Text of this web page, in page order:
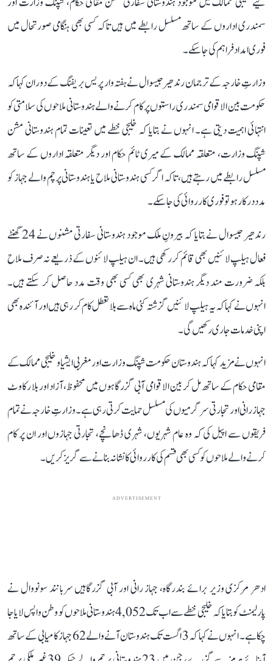
سمندری اداروں کے ساتھ مسلسل رابطے میں ہیں تاکہ کسی بھی ہنگامی صورتحال میں
فوری امداد فراہم کی جا سکے۔
وزارتِ خارجہ کے ترجمان رندھیر جیسوال نے ہفتہ وار پریس بریفنگ کے دوران کہا کہ
حکومت بین الاقوامی سمندری راستوں پر کام کرنے والے ہندوستانی ملاحوں کی سلامتی کو
انتہائی اہمیت دیتی ہے۔ انہوں نے بتایا کہ خلیجی خطے میں تعینات تمام ہندوستانی مشن
شپنگ وزارت، متعلقہ ممالک کے میری ٹائم حکام اور دیگر متعلقہ اداروں کے ساتھ
مسلسل رابطے میں رہتے ہیں، تاکہ اگر کسی ہندوستانی ملاح یا ہندوستانی پرچم والے جہاز کو
مدد درکار ہو تو فوری کارروائی کی جا سکے۔
رندھیر جیسوال نے بتایا کہ بیرونِ ملک موجود ہندوستانی سفارتی مشنوں نے 24 گھنٹے
فعال ہیلپ لائنیں بھی قائم کر رکھی ہیں۔ ان ہیلپ لائنوں کے ذریعے نہ صرف ملاح
بلکہ ضرورت مند دیگر ہندوستانی شہری بھی کسی بھی وقت مدد حاصل کر سکتے ہیں۔
انہوں نے کہا کہ یہ ہیلپ لائنیں گزشتہ کئی ماہ سے بلا تعطل کام کر رہی ہیں اور آئندہ بھی
اپنی خدمات جاری رکھیں گی۔
انہوں نے مزید کہا کہ ہندوستان حکومت شپنگ وزارت اور مغربی ایشیا و خلیجی ممالک کے
مقامی حکام کے ساتھ مل کر بین الاقوامی آبی گزرگاہوں میں محفوظ، آزاد اور بلا رکاوٹ
جہاز رانی اور تجارتی سرگرمیوں کی مسلسل حمایت کرتی رہی ہے۔ وزارتِ خارجہ نے تمام
فریقوں سے اپیل کی کہ وہ عام شہریوں، شہری ڈھانچے، تجارتی جہازوں اور ان پر کام
کرنے والے ملاحوں کو کسی بھی قسم کی کارروائی کا نشانہ بنانے سے گریز کریں۔
ADVERTISEMENT
ادھر مرکزی وزیر برائے بندرگاہ، جہاز رانی اور آبی گزرگاہیں سربانند سونووال نے
پارلیمنٹ کو بتایا کہ خلیجی خطے سے اب تک 4,052 ہندوستانی ملاحوں کو وطن واپس لایا جا
چکا ہے۔ انہوں نے کہا کہ 3 اگست تک ہندوستان آنے والے 62 جہاز کامیابی کے ساتھ